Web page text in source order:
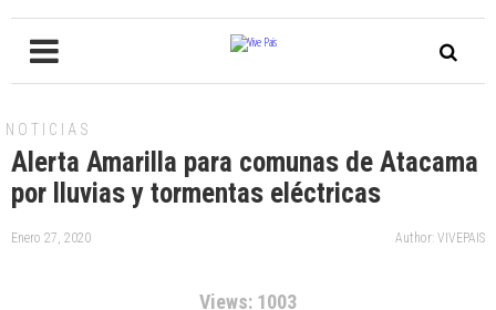
NOTICIAS
Alerta Amarilla para comunas de Atacama
por lluvias y tormentas eléctricas
Enero 27, 2020 Author: VIVEPAIS
Views: 1003